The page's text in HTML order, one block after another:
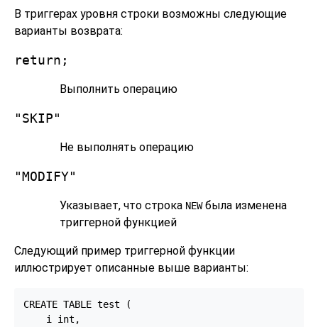
В триггерах уровня строки возможны следующие
варианты возврата:
return;
Выполнить операцию
"SKIP"
Не выполнять операцию
"MODIFY"
Указывает, что строка NEWбыла изменена
триггерной функцией
Следующий пример триггерной функции
иллюстрирует описанные выше варианты:
CREATE TABLE test (
    i int,